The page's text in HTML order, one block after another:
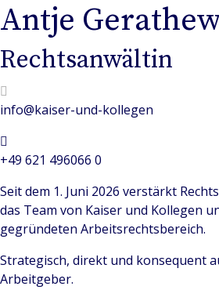
Antje
Rechtsanwältin
info@kaiser-und-kollegen
+49 621 496066 0
Seit dem 1. Juni 2026 verstärkt
das Team von Kaiser und Kollegen
gegründeten Arbeitsrechtsbereich.
Strategisch, direkt und konsequent
Arbeitgeber.